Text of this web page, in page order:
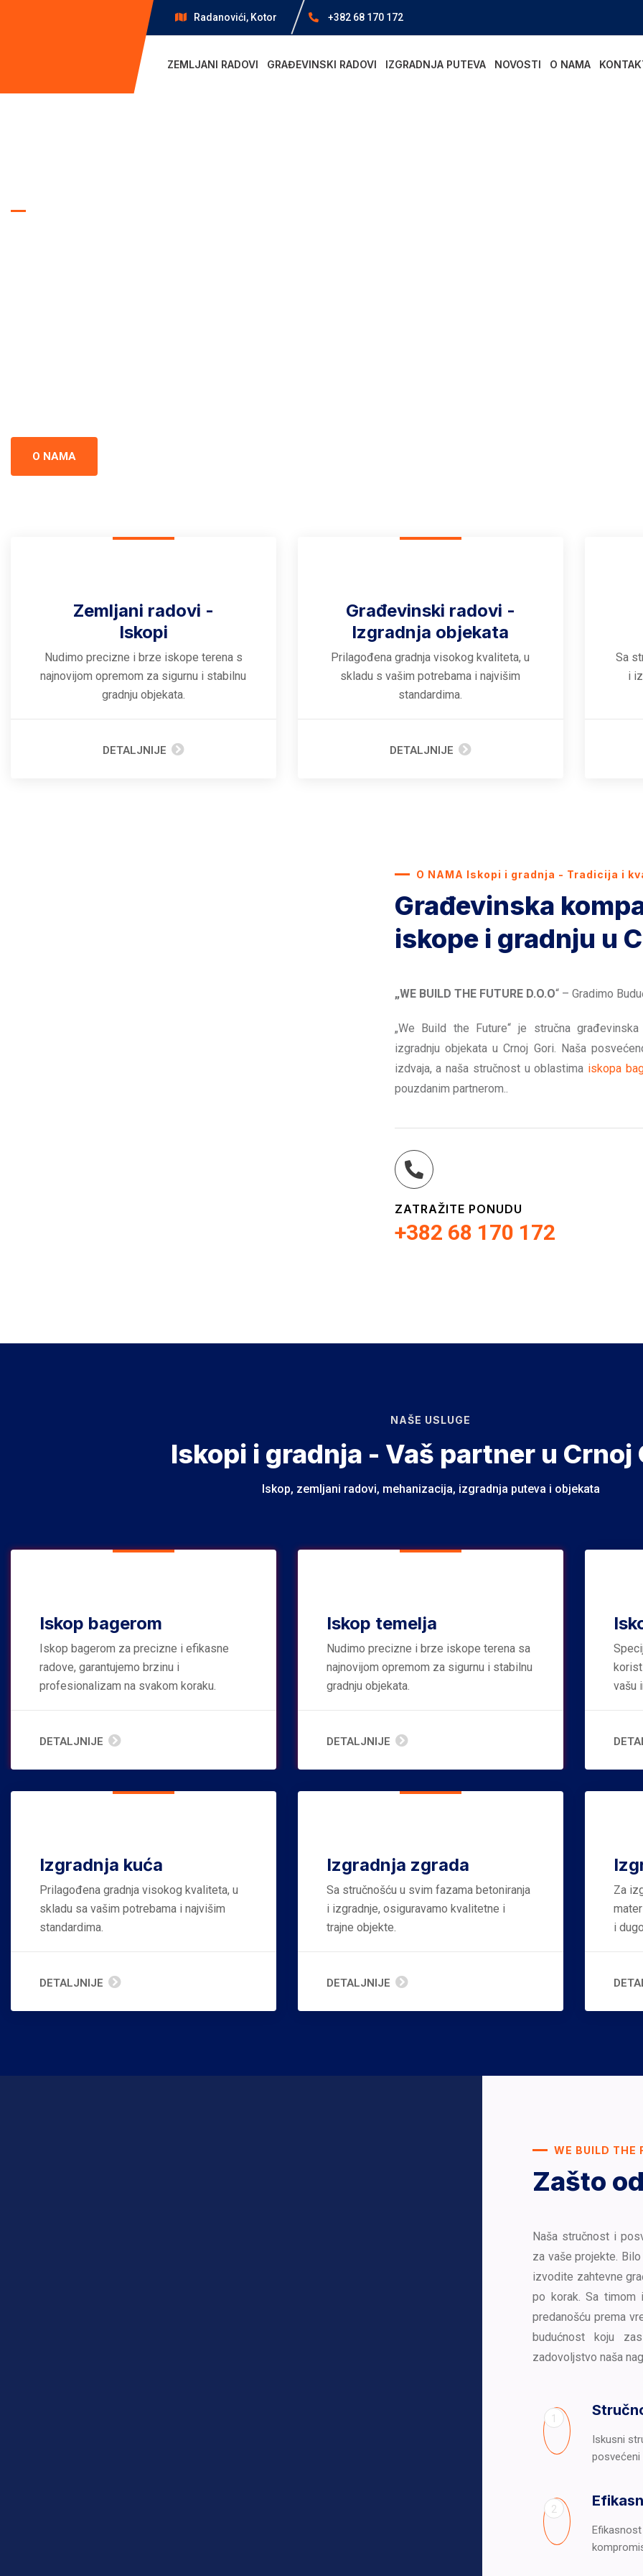
Radanovići, Kotor +382 68 170 172
ZEMLJANI RADOVI GRAĐEVINSKI RADOVI IZGRADNJA PUTEVA NOVOSTI O NAMA
O NAMA
Zemljani radovi -
Iskopi
Nudimo precizne i brze iskope terena s
najnovijom opremom za sigurnu i stabilnu
gradnju objekata.
DETALJNIJE
Građevinski radovi -
Izgradnja objekata
Prilagođena gradnja visokog kvaliteta, u
skladu s vašim potrebama i najvišim
standardima.
DETALJNIJE
Sa
i
O NAMA Iskopi i gradnja - Tradicija i
Građevinska
iskope i gradnju u
„WE BUILD THE FUTURE D.O.O“ – Gradimo
„We Build the Future“ je stručna
izgradnju objekata u Crnoj Gori. Naša
izdvaja, a naša stručnost u oblastima iskopa
pouzdanim partnerom..
ZATRAŽITE PONUDU
+382 68 170 172
NAŠE USLUGE
Iskopi i gradnja - Vaš partner u Crnoj
Iskop, zemljani radovi, mehanizacija, izgradnja puteva i objekata
Iskop bagerom
Iskop bagerom za precizne i efikasne
radove, garantujemo brzinu i
profesionalizam na svakom koraku.
DETALJNIJE
Iskop temelja
Nudimo precizne i brze iskope terena sa
najnovijom opremom za sigurnu i stabilnu
gradnju objekata.
DETALJNIJE
vašu
Izgradnja kuća
Prilagođena gradnja visokog kvaliteta, u
skladu sa vašim potrebama i najvišim
standardima.
DETALJNIJE
Izgradnja zgrada
Sa stručnošću u svim fazama betoniranja
i izgradnje, osiguravamo kvalitetne i
trajne objekte.
DETALJNIJE
Za
i
WE BUILD THE
Zašto
Naša stručnost i
za vaše projekte.
izvodite zahtevne
po korak. Sa timom
predanošću prema
budućnost koju
zadovoljstvo naša
1
Iskusni
posvećeni
2